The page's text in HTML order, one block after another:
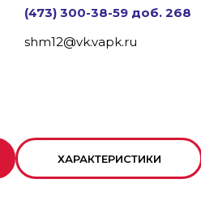
(473) 300-38-59 доб. 268
shm12@vk.vapk.ru
ХАРАКТЕРИСТИКИ